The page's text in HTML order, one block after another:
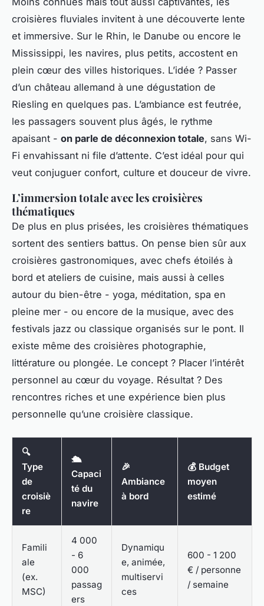
croisières fluviales invitent à une découverte lente
et immersive. Sur le Rhin, le Danube ou encore le
Mississippi, les navires, plus petits, accostent en
plein cœur des villes historiques. L’idée ? Passer
d’un château allemand à une dégustation de
Riesling en quelques pas. L’ambiance est feutrée,
les passagers souvent plus âgés, le rythme
apaisant - on parle de déconnexion totale, sans Wi-
Fi envahissant ni file d’attente. C’est idéal pour qui
veut conjuguer confort, culture et douceur de vivre.
L’immersion totale avec les croisières
thématiques
De plus en plus prisées, les croisières thématiques
sortent des sentiers battus. On pense bien sûr aux
croisières gastronomiques, avec chefs étoilés à
bord et ateliers de cuisine, mais aussi à celles
autour du bien-être - yoga, méditation, spa en
pleine mer - ou encore de la musique, avec des
festivals jazz ou classique organisés sur le pont. Il
existe même des croisières photographie,
littérature ou plongée. Le concept ? Placer l’intérêt
personnel au cœur du voyage. Résultat ? Des
rencontres riches et une expérience bien plus
personnelle qu’une croisière classique.
🔍
Type
de
croisiè
re
🛳️
Capaci
té du
navire
🎉
Ambiance
à bord
💰 Budget
moyen
estimé
Famili
ale
(ex.
MSC)
4 000
- 6
000
passag
ers
Dynamiqu
e, animée,
multiservi
ces
600 - 1 200
€ / personne
/ semaine